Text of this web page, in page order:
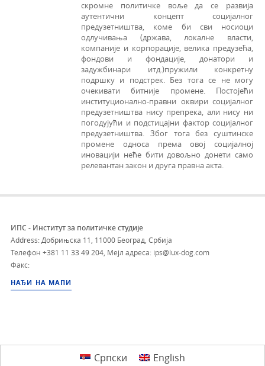
скромне политичке воље да се развија
аутентични концепт социјалног
предузетништва, коме би сви носиоци
одлучивања (држава, локалне власти,
компаније и корпорације, велика предузећа,
фондови и фондације, донатори и
задужбинари итд.)пружили конкретну
подршку и подстрек. Без тога се не могу
очекивати битније промене. Постојећи
институционално-правни оквири социјалног
предузетништва нису препрека, али нису ни
погодујући и подстицајни фактор социјалног
предузетништва. Због тога без суштинске
промене односа према овој социјалној
иновацији неће бити довољно донети само
релевантан закон и друга правна акта.
ИПС - Институт за политичке студије
Address: Добрињска 11, 11000 Београд, Србија
Телефон +381 11 33 49 204 Мејл адреса: ips@lux-dog.com
Факс:
НАЂИ НА МАПИ
Српски English